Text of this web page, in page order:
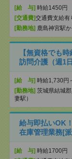
[給 与] 時給1450円
[交通費]交通費支給有
[勤務地] 鹿島神宮駅
【無資格でも
訪問介護（週1
[給 与] 時給1,730円
[勤務地] 茨城県結城
妻駅）
給与即払いOK
在庫管理業務[
[給 与] 時給1700円